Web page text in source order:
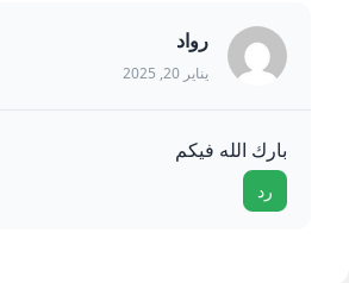
رواد
يناير 20, 2025
بارك الله فيكم
رد